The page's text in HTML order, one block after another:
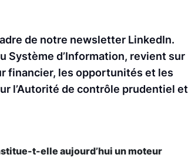
de notre newsletter LinkedIn.
Système d’Information, revient sur
financier, les opportunités et les
l’Autorité de contrôle prudentiel et
t-elle aujourd’hui un moteur